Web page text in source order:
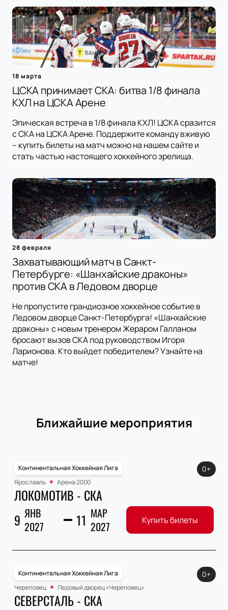
18 марта
ЦСКА принимает СКА: битва 1/8 финала
КХЛ на ЦСКА Арене
Эпическая встреча в 1/8 финала КХЛ! ЦСКА сразится
с СКА на ЦСКА Арене. Поддержите команду вживую
– купить билеты на матч можно на нашем сайте и
стать частью настоящего хоккейного зрелища.
28 февраля
Захватывающий матч в Санкт-
Петербурге: «Шанхайские драконы»
против СКА в Ледовом дворце
Не пропустите грандиозное хоккейное событие в
Ледовом дворце Санкт-Петербурга! «Шанхайские
драконы» с новым тренером Жераром Галланом
бросают вызов СКА под руководством Игоря
Ларионова. Кто выйдет победителем? Узнайте на
матче!
Ближайшие мероприятия
Континентальная Хоккейная Лига
Ярославль
Арена 2000
ЛОКОМОТИВ - СКА
9 ЯНВ
2027
11 МАР
2027
0+
Купить билеты
Континентальная Хоккейная Лига
Череповец
Ледовый дворец «Череповец»
СЕВЕРСТАЛЬ - СКА
0+